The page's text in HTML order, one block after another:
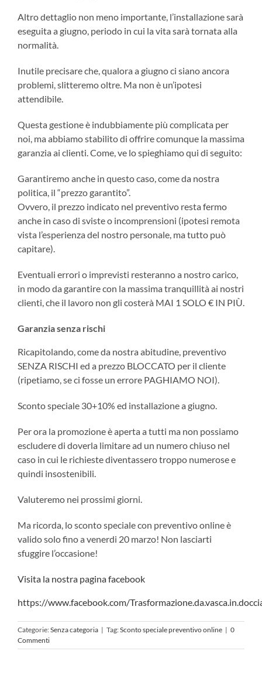
Altro dettaglio non meno importante, l’installazione sarà
eseguita a giugno, periodo in cui la vita sarà tornata alla
normalità.
Inutile precisare che, qualora a giugno ci siano ancora
problemi, slitteremo oltre. Ma non è un’ipotesi
attendibile.
Questa gestione è indubbiamente più complicata per
noi, ma abbiamo stabilito di offrire comunque la massima
garanzia ai clienti. Come, ve lo spieghiamo qui di seguito:
Garantiremo anche in questo caso, come da nostra
politica, il “prezzo garantito”.
Ovvero, il prezzo indicato nel preventivo resta fermo
anche in caso di sviste o incomprensioni (ipotesi remota
vista l’esperienza del nostro personale, ma tutto può
capitare).
Eventuali errori o imprevisti resteranno a nostro carico,
in modo da garantire con la massima tranquillità ai nostri
clienti, che il lavoro non gli costerà MAI 1 SOLO € IN PIÙ.
Garanzia senza rischi
Ricapitolando, come da nostra abitudine, preventivo
SENZA RISCHI ed a prezzo BLOCCATO per il cliente
(ripetiamo, se ci fosse un errore PAGHIAMO NOI).
Sconto speciale 30+10% ed installazione a giugno.
Per ora la promozione è aperta a tutti ma non possiamo
escludere di doverla limitare ad un numero chiuso nel
caso in cui le richieste diventassero troppo numerose e
quindi insostenibili.
Valuteremo nei prossimi giorni.
Ma ricorda, lo sconto speciale con preventivo online è
valido solo fino a venerdi 20 marzo! Non lasciarti
sfuggire l’occasione!
Visita la nostra pagina facebook
https://www.facebook.com/
Categorie:Senza categoria | Tag:Sconto speciale preventivo online | 0
Commenti